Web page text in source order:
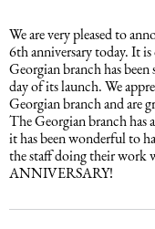
Karyera
Xəbərlər
Audit xidmətləri
Uçotun bərpası
Məsləhət Xidmətləri
standartları
Hüquq xidmətləri və
Kommersiya Hüquqi
Əmək hüququ
Beynəlxalq (özəl)
İnsan Resursların uçotu
Konsultasiya
Autsorsinq və
Rekrutinq xidmətləri
Marketinq xidmətləri
Satış xidmətləri
Ticarət marketinq
We are very pleased to
6th anniversary today. It
Georgian branch has
day of its launch. We
Georgian branch and are
The Georgian branch
it has been wonderful to
the staff doing their
ANNIVERSARY!